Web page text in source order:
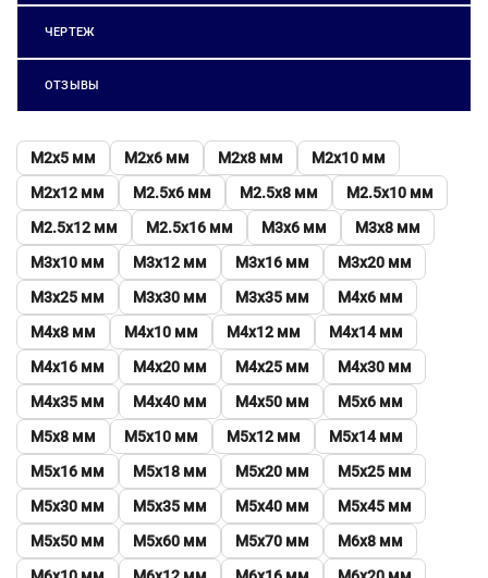
ЧЕРТЕЖ
ОТЗЫВЫ
М2х5 мм М2х6 мм М2х8 мм
М2х10 мм
М2х12 мм
М2.5х6 мм М2.5х8 мм
М2.5х10 мм
М2.5х12 мм
М2.5х16 мм М3х6 мм
М3х8 мм
М3х10 мм
М3х12 мм М3х16 мм
М3х20 мм
М3х25 мм
М3х30 мм М3х35 мм
М4х6 мм
М4х8 мм
М4х10 мм М4х12 мм
М4х14 мм
М4х16 мм
М4х20 мм М4х25 мм
М4х30 мм
М4х35 мм
М4х40 мм М4х50 мм
М5х6 мм
М5х8 мм
М5х10 мм М5х12 мм
М5х14 мм
М5х16 мм
М5х18 мм М5х20 мм
М5х25 мм
М5х30 мм
М5х35 мм М5х40 мм
М5х45 мм
М5х50 мм
М5х60 мм М5х70 мм
М6х8 мм